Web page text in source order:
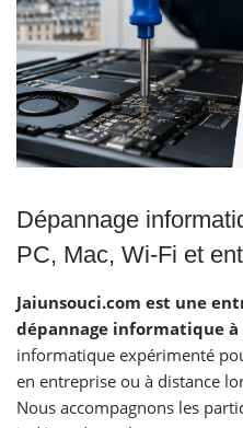
Dépannage
PC, Mac, Wi-Fi et
Jaiunsouci.com est une
dépannage informatique à
informatique expérimenté
en entreprise ou à distance
Nous accompagnons les